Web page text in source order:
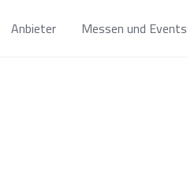
Anbieter Messen und Events